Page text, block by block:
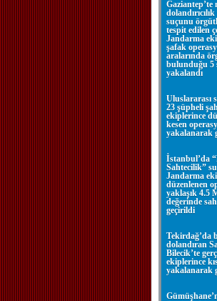
suçunu
tespit edilen
Jandarma
şafak
aralarında
bulunduğu 5
yakalandı
Uluslararası
23 şüpheli
ekiplerince
kesen
yakalanarak
İstanbul’da
Sahtecilik”
Jandarma
düzenlenen
yaklaşık 4.5
değerinde
geçirildi
Tekirdağ’da
dolandıran
Bilecik’te
ekiplerince
yakalanarak